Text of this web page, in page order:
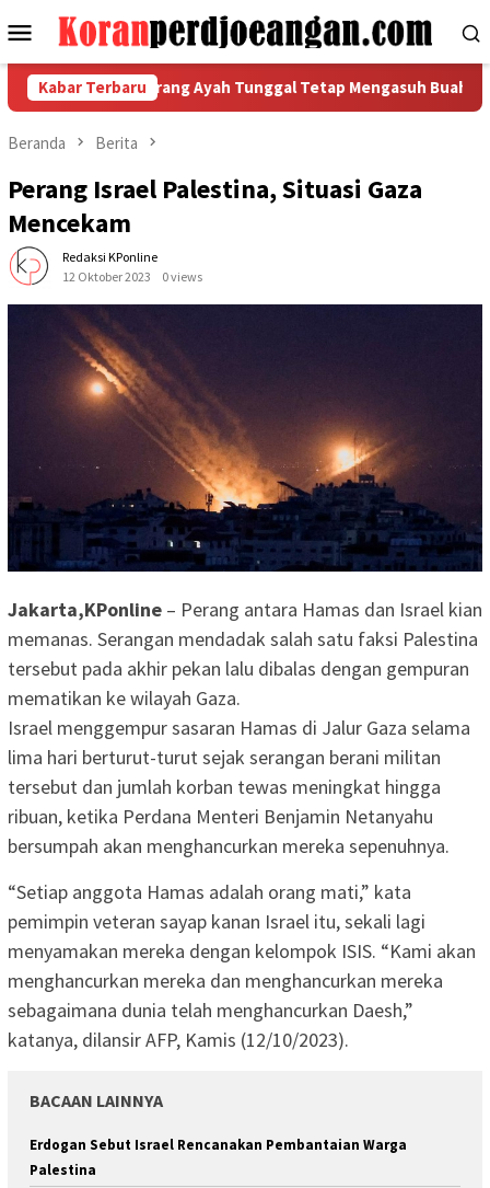
ke
Menu
Mobile
Kabar Terbaru
Ayah Tunggal Tetap Mengasuh Buah Hatinya Pilar
Beranda Berita
Perang Israel Palestina, Situasi Gaza
Mencekam
Redaksi KPonline
12 Oktober 2023
0 views
Jakarta,KPonline – Perang antara Hamas dan Israel kian
memanas. Serangan mendadak salah satu faksi Palestina
tersebut pada akhir pekan lalu dibalas dengan gempuran
mematikan ke wilayah Gaza.
Israel menggempur sasaran Hamas di Jalur Gaza selama
lima hari berturut-turut sejak serangan berani militan
tersebut dan jumlah korban tewas meningkat hingga
ribuan, ketika Perdana Menteri Benjamin Netanyahu
bersumpah akan menghancurkan mereka sepenuhnya.
“Setiap anggota Hamas adalah orang mati,” kata
pemimpin veteran sayap kanan Israel itu, sekali lagi
menyamakan mereka dengan kelompok ISIS. “Kami akan
menghancurkan mereka dan menghancurkan mereka
sebagaimana dunia telah menghancurkan Daesh,”
katanya, dilansir AFP, Kamis (12/10/2023).
BACAAN LAINNYA
Erdogan Sebut Israel Rencanakan Pembantaian Warga
Palestina